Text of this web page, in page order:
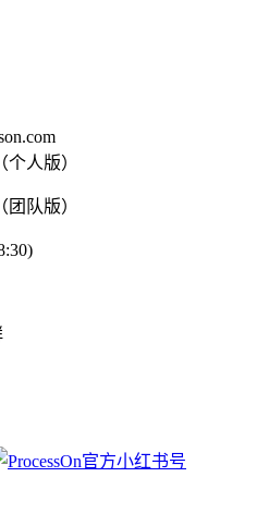
个人版）
团队版）